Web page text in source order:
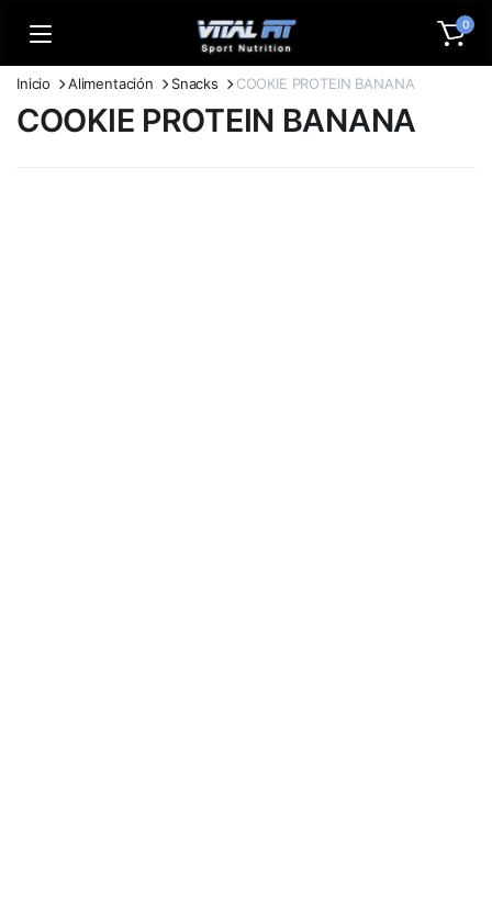
0
Inicio Alimentación Snacks COOKIE PROTEIN BANANA
COOKIE PROTEIN BANANA